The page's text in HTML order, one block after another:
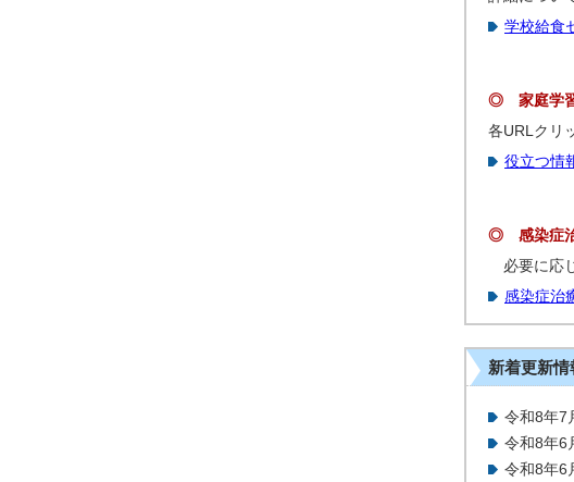
学校給食
◎ 家庭学習
各URLクリ
役立つ情
◎ 感染症治
必要に応
感染症治
新着更新情
令和8年7
令和8年6
令和8年6